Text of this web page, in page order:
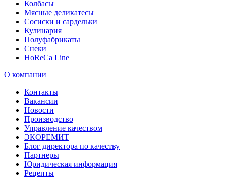
Колбасы
Мясные деликатесы
Сосиски и сардельки
Кулинария
Полуфабрикаты
Снеки
HoReCa Line
О компании
Контакты
Вакансии
Новости
Производство
Управление качеством
ЭКОРЕМИТ
Блог директора по качеству
Партнеры
Юридическая информация
Рецепты